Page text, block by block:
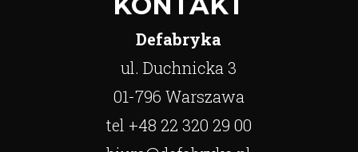
Defabryka
ul. Duchnicka 3
01-796 Warszawa
tel +48 22 320 29 00